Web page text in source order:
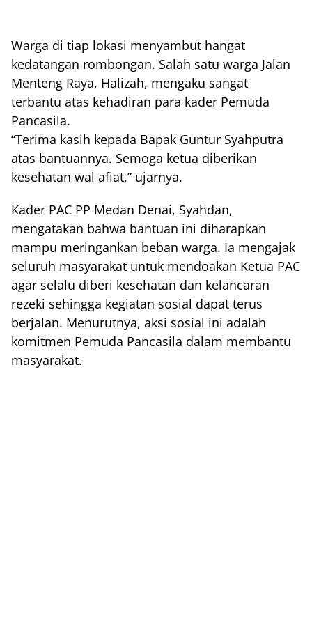
Warga di tiap lokasi menyambut hangat
kedatangan rombongan. Salah satu warga Jalan
Menteng Raya, Halizah, mengaku sangat
terbantu atas kehadiran para kader Pemuda
Pancasila.
“Terima kasih kepada Bapak Guntur Syahputra
atas bantuannya. Semoga ketua diberikan
kesehatan wal afiat,” ujarnya.
Kader PAC PP Medan Denai, Syahdan,
mengatakan bahwa bantuan ini diharapkan
mampu meringankan beban warga. Ia mengajak
seluruh masyarakat untuk mendoakan Ketua PAC
agar selalu diberi kesehatan dan kelancaran
rezeki sehingga kegiatan sosial dapat terus
berjalan. Menurutnya, aksi sosial ini adalah
komitmen Pemuda Pancasila dalam membantu
masyarakat.